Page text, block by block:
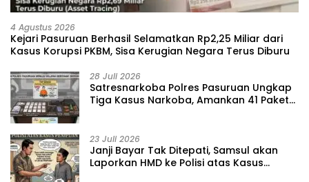
4 Agustus 2026
Kejari Pasuruan Berhasil Selamatkan Rp2,25 Miliar dari
Kasus Korupsi PKBM, Sisa Kerugian Negara Terus Diburu
28 Juli 2026
‎Satresnarkoba Polres Pasuruan Ungkap
Tiga Kasus Narkoba, Amankan 41 Paket
23 Juli 2026
‎Janji Bayar Tak Ditepati, Samsul akan
Laporkan HMD ke Polisi atas Kasus